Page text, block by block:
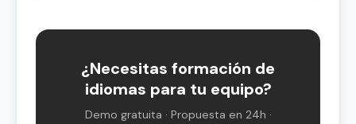
¿Necesitas formación de
idiomas para tu equipo?
Demo gratuita · Propuesta en 24h ·